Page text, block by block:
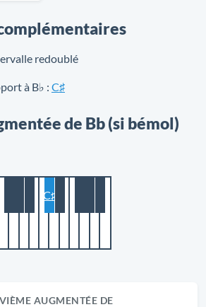
redoublé
à B♭ : C♯
de Bb (si bémol)
C♯
AUGMENTÉE DE